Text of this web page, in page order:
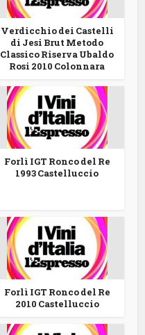
Verdicchio dei Castelli
di Jesi Brut Metodo
Classico Riserva Ubaldo
Rosi 2010 Colonnara
Forlì IGT Ronco del Re
1993 Castelluccio
Forlì IGT Ronco del Re
2010 Castelluccio